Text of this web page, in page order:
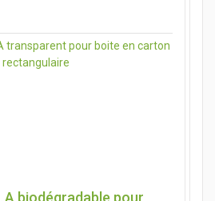
biodégradable pour